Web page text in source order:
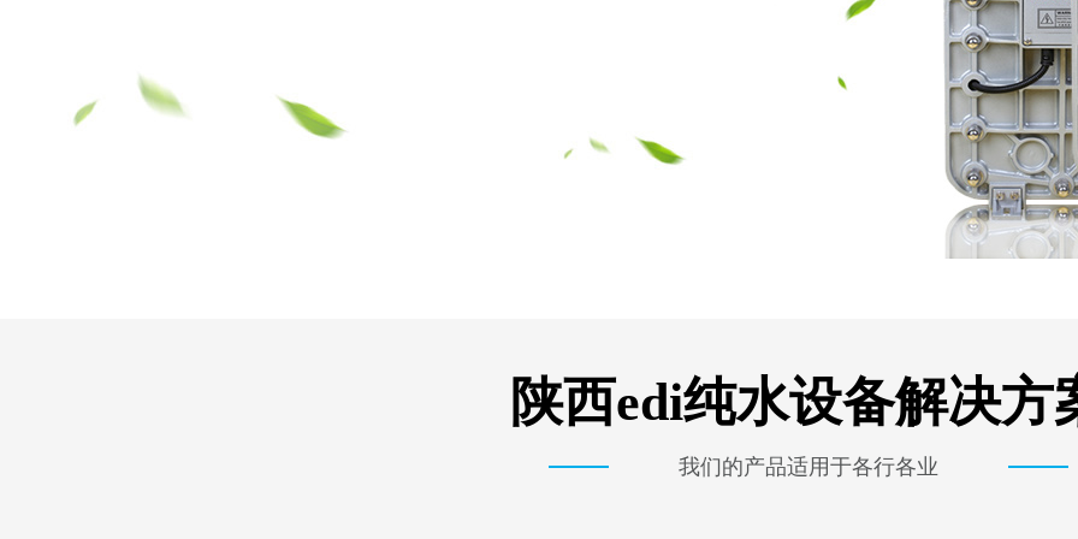
陕西edi纯水设备解决方
我们的产品适用于各行各业